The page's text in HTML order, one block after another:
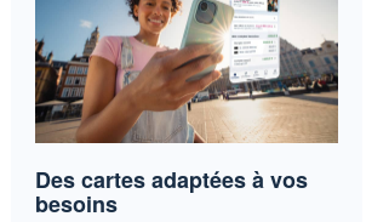
Des cartes adaptées à vos
besoins